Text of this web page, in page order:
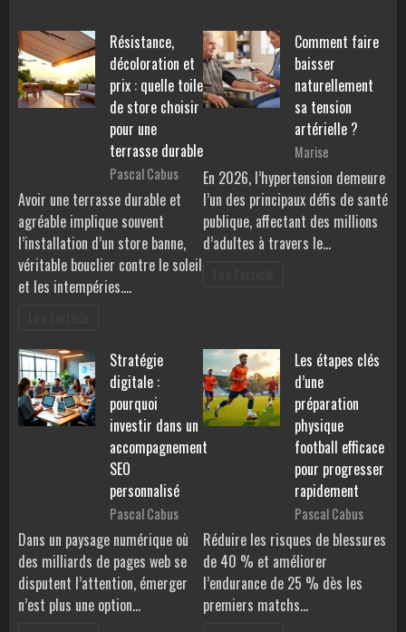
Résistance,
décoloration et
prix : quelle toile
de store choisir
pour une
terrasse durable
Pascal Cabus
Avoir une terrasse durable et
agréable implique souvent
l’installation d’un store banne,
véritable bouclier contre le soleil
et les intempéries.…
Comment faire
baisser
naturellement
sa tension
artérielle ?
Marise
En 2026, l’hypertension demeure
l’un des principaux défis de santé
publique, affectant des millions
d’adultes à travers le…
Stratégie
digitale :
pourquoi
investir dans un
accompagnement
SEO
personnalisé
Pascal Cabus
Dans un paysage numérique où
des milliards de pages web se
disputent l’attention, émerger
n’est plus une option…
Les étapes clés
d’une
préparation
physique
football efficace
pour progresser
rapidement
Pascal Cabus
Réduire les risques de blessures
de 40 % et améliorer
l’endurance de 25 % dès les
premiers matchs…